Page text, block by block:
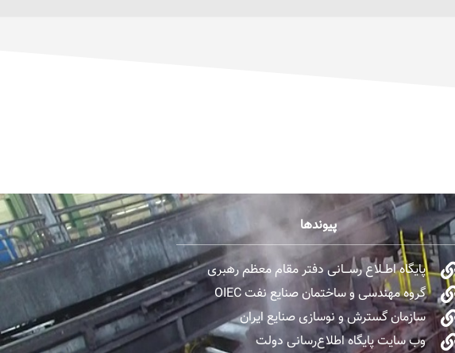
پیوندها
پایگاه اطــلاع رســـانی دفتر مقام معظم رهبری
گروه مهندسی و ساختمان صنایع نفت OIEC
سازمان گسترش و نوسازی صنایع ایران
وب سایت پایگاه اطلاع‌رسانی دولت